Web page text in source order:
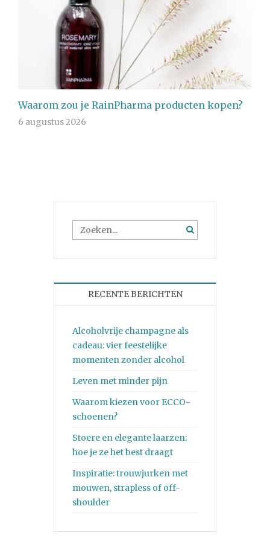
Waarom zou je RainPharma producten kopen?
6 augustus 2026
RECENTE BERICHTEN
Alcoholvrije champagne als
cadeau: vier feestelijke
momenten zonder alcohol
Leven met minder pijn
Waarom kiezen voor ECCO-
schoenen?
Stoere en elegante laarzen:
hoe je ze het best draagt
Inspiratie: trouwjurken met
mouwen, strapless of off-
shoulder